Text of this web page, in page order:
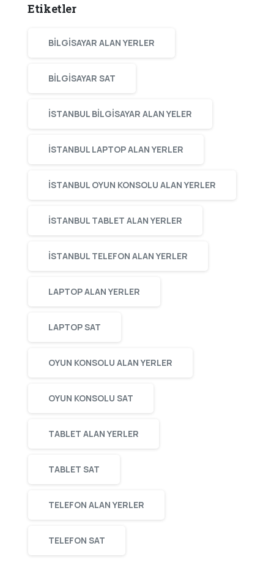
Etiketler
BILGISAYAR ALAN YERLER
BILGISAYAR SAT
ISTANBUL BILGISAYAR ALAN YELER
ISTANBUL LAPTOP ALAN YERLER
ISTANBUL OYUN KONSOLU ALAN YERLER
ISTANBUL TABLET ALAN YERLER
ISTANBUL TELEFON ALAN YERLER
LAPTOP ALAN YERLER
LAPTOP SAT
OYUN KONSOLU ALAN YERLER
OYUN KONSOLU SAT
TABLET ALAN YERLER
TABLET SAT
TELEFON ALAN YERLER
TELEFON SAT